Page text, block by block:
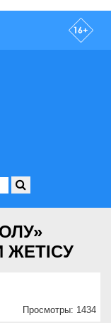
ЖЕТІСУ
Просмотры: 1434